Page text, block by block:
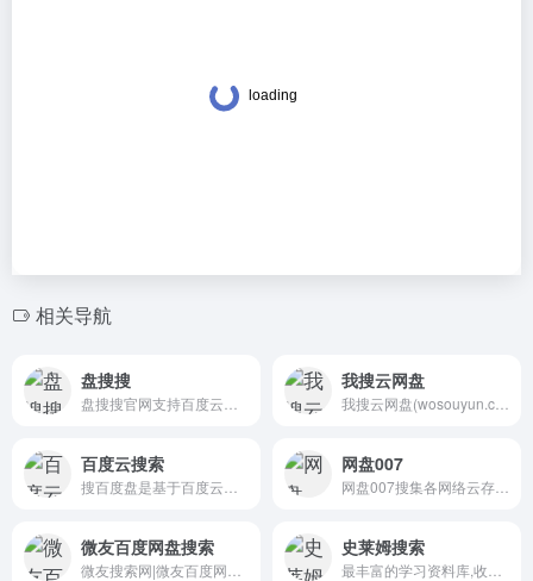
相关导航
盘搜搜 我搜云网盘
百度云搜索 网盘007
微友百度网盘搜索 史莱姆搜索